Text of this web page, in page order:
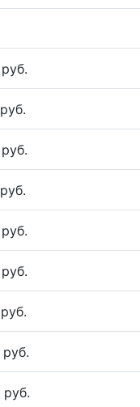
руб.
руб.
руб.
руб.
руб.
руб.
руб.
руб.
руб.